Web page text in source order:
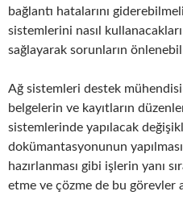
bağlantı hatalarını
sistemlerini nasıl
sağlayarak sorunların
Ağ sistemleri destek
belgelerin ve kayıtların
sistemlerinde yapılacak
dokümantasyonunun
hazırlanması gibi işlerin yanı
etme ve çözme de bu görevler